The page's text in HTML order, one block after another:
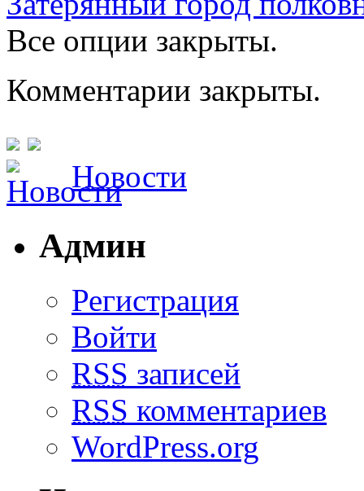
Все опции закрыты.
Комментарии закрыты.
Новости
Админ
Регистрация
Войти
RSS записей
RSS комментариев
WordPress.org